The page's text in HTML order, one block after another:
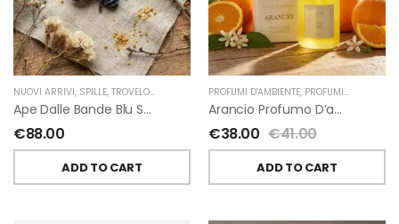
NUOVI ARRIVI, SPILLE, TROVELORE
Ape Dalle Bande Blu Spilla Decorata A Mano Di Trovelore
€88.00
ADD TO CART
PROFUMI D'AMBIENTE, PROFUMI D'AMBIENTE FIORIRA' UN GIARDINO
Arancio Profumo D’ambiente Di Fiorirà Un Giardino
€38.00 €41.00
ADD TO CART